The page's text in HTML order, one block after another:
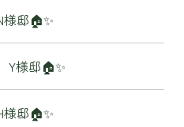
邸🏠✨
様邸🏠✨
邸🏠✨